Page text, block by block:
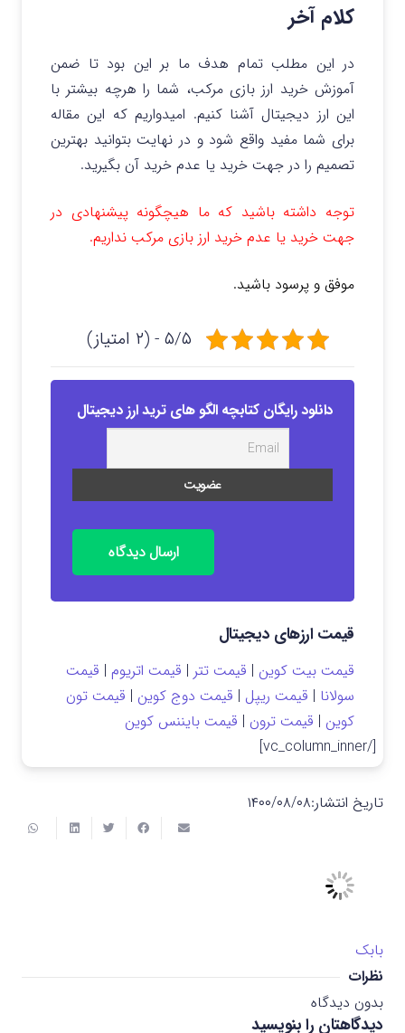
کلام آخر
در این مطلب تمام هدف ما بر این بود تا ضمن
آموزش خرید ارز بازی مرکب، شما را هرچه بیشتر با
این ارز دیجیتال آشنا کنیم. امیدواریم که این مقاله
برای شما مفید واقع شود و در نهایت بتوانید بهترین
تصمیم را در جهت خرید یا عدم خرید آن بگیرید.
توجه داشته باشید که ما هیچگونه پیشنهادی در
جهت خرید یا عدم خرید ارز بازی مرکب نداریم.
موفق و پرسود باشید.
۵/۵ - (۲ امتیاز)
دانلود رایگان کتابچه الگو های ترید ارز دیجیتال
ارسال دیدگاه
قیمت ارزهای دیجیتال
قیمت بیت کوین | قیمت تتر | قیمت اتریوم | قیمت
سولانا | قیمت ریپل | قیمت دوج کوین | قیمت تون
کوین | قیمت ترون | قیمت بایننس کوین
[/vc_column_inner]
تاریخ انتشار:۱۴۰۰/۰۸/۰۸
بابک
نظرات
بدون دیدگاه
دیدگاهتان را بنویسید